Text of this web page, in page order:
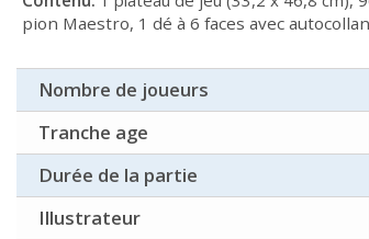
pion Maestro, 1 dé à 6 faces avec
Nombre de joueurs
Tranche age
Durée de la partie
Illustrateur